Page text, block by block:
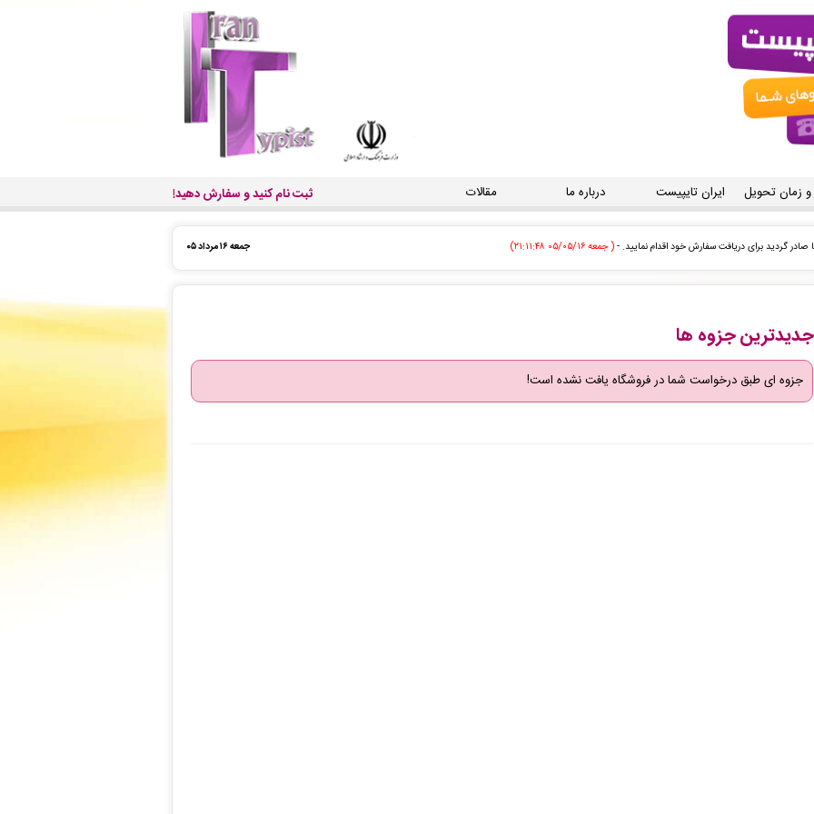
و زمان تحویل ایران تایپیست درباره ما مقالات ثبت نام کنید و سفارش دهید!
جمعه ۱۶ مرداد ۰۵ توسط اپراتور بررسی خواهد شد. -( جمعه ۰۵/۰۵/۱۶ ۲۱:۰۸:۵۵)
توسط اپراتور بررسی خواهد شد. -( جمعه ۰۵/۰۵/۱۶ ۲۱:۰۸:۲۰)
تایپ، صفحه آرایی شما در حال انجام است. -
صفحه آرایی شما در حال انجام است. -
به سیستم تحویل داده شده است. -
گردید برای دریافت سفارش خود اقدام نمایید. -
جدیدترین جزوه ها
جزوه ای طبق درخواست شما در فروشگاه یافت نشده است!